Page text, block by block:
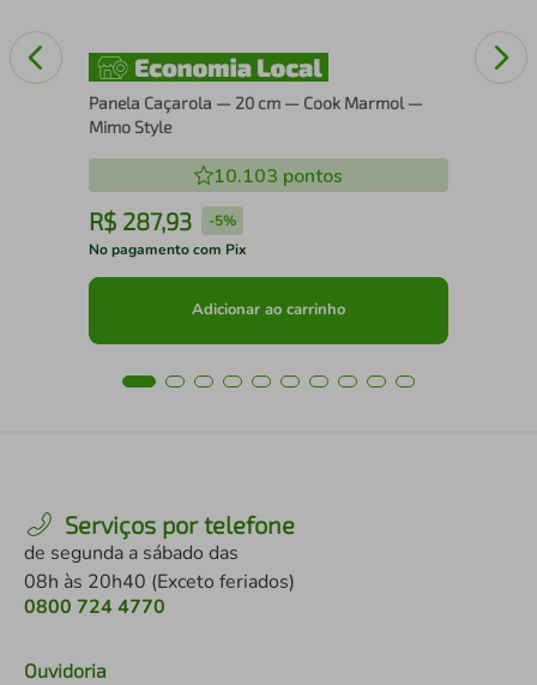
Panela Caçarola — 20 cm — Cook Marmol —
Mimo Style
10.103 pontos
R$ 287,93 -5%
No pagamento com Pix
Adicionar ao carrinho
Serviços por telefone
de segunda a sábado das
08h às 20h40 (Exceto feriados)
0800 724 4770
Ouvidoria